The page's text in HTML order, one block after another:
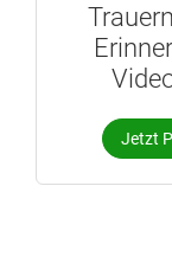
Jetzt